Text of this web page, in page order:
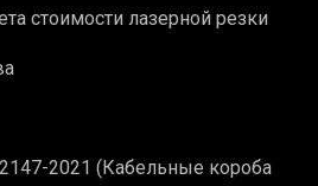
стоимости лазерной резки
2021 (Кабельные короба